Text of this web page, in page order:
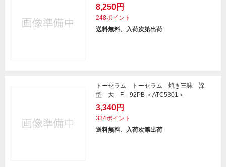
8,250円
248ポイント
送料無料、入荷次第出荷
トーセラム トーセラム 焼き三昧 深
型 大 F－92PB ＜ATC5301＞
3,340円
334ポイント
送料無料、入荷次第出荷